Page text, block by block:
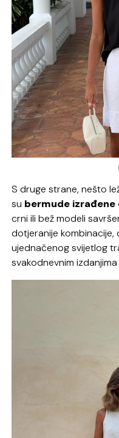
S druge strane, nešto
su bermude
crni ili bež modeli
dotjeranije
ujednačenog svijetlog
svakodnevnim